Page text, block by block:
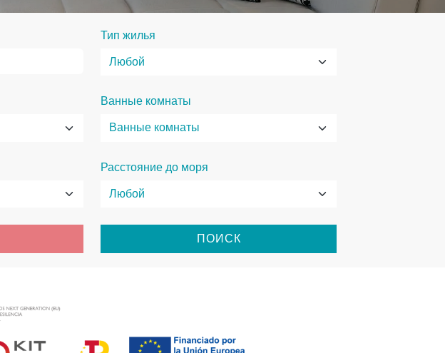
Тип жилья
Ванные комнаты
Расстояние до моря
ПОИСК